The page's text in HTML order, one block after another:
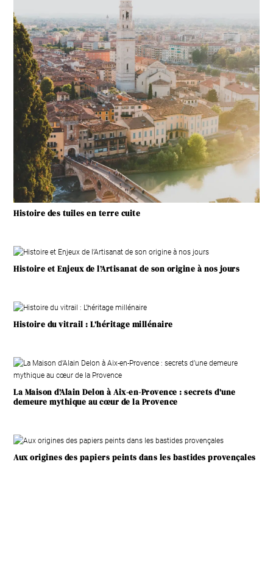
Histoire des tuiles en terre cuite
Histoire et Enjeux de l’Artisanat de son origine à nos jours
Histoire du vitrail : L’héritage millénaire
La Maison d’Alain Delon à Aix-en-Provence : secrets d’une
demeure mythique au cœur de la Provence
Aux origines des papiers peints dans les bastides provençales